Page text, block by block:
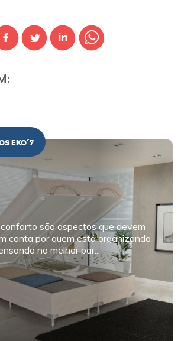
são aspectos que devem
conta por quem está organizando
no melhor par...
EKO´7